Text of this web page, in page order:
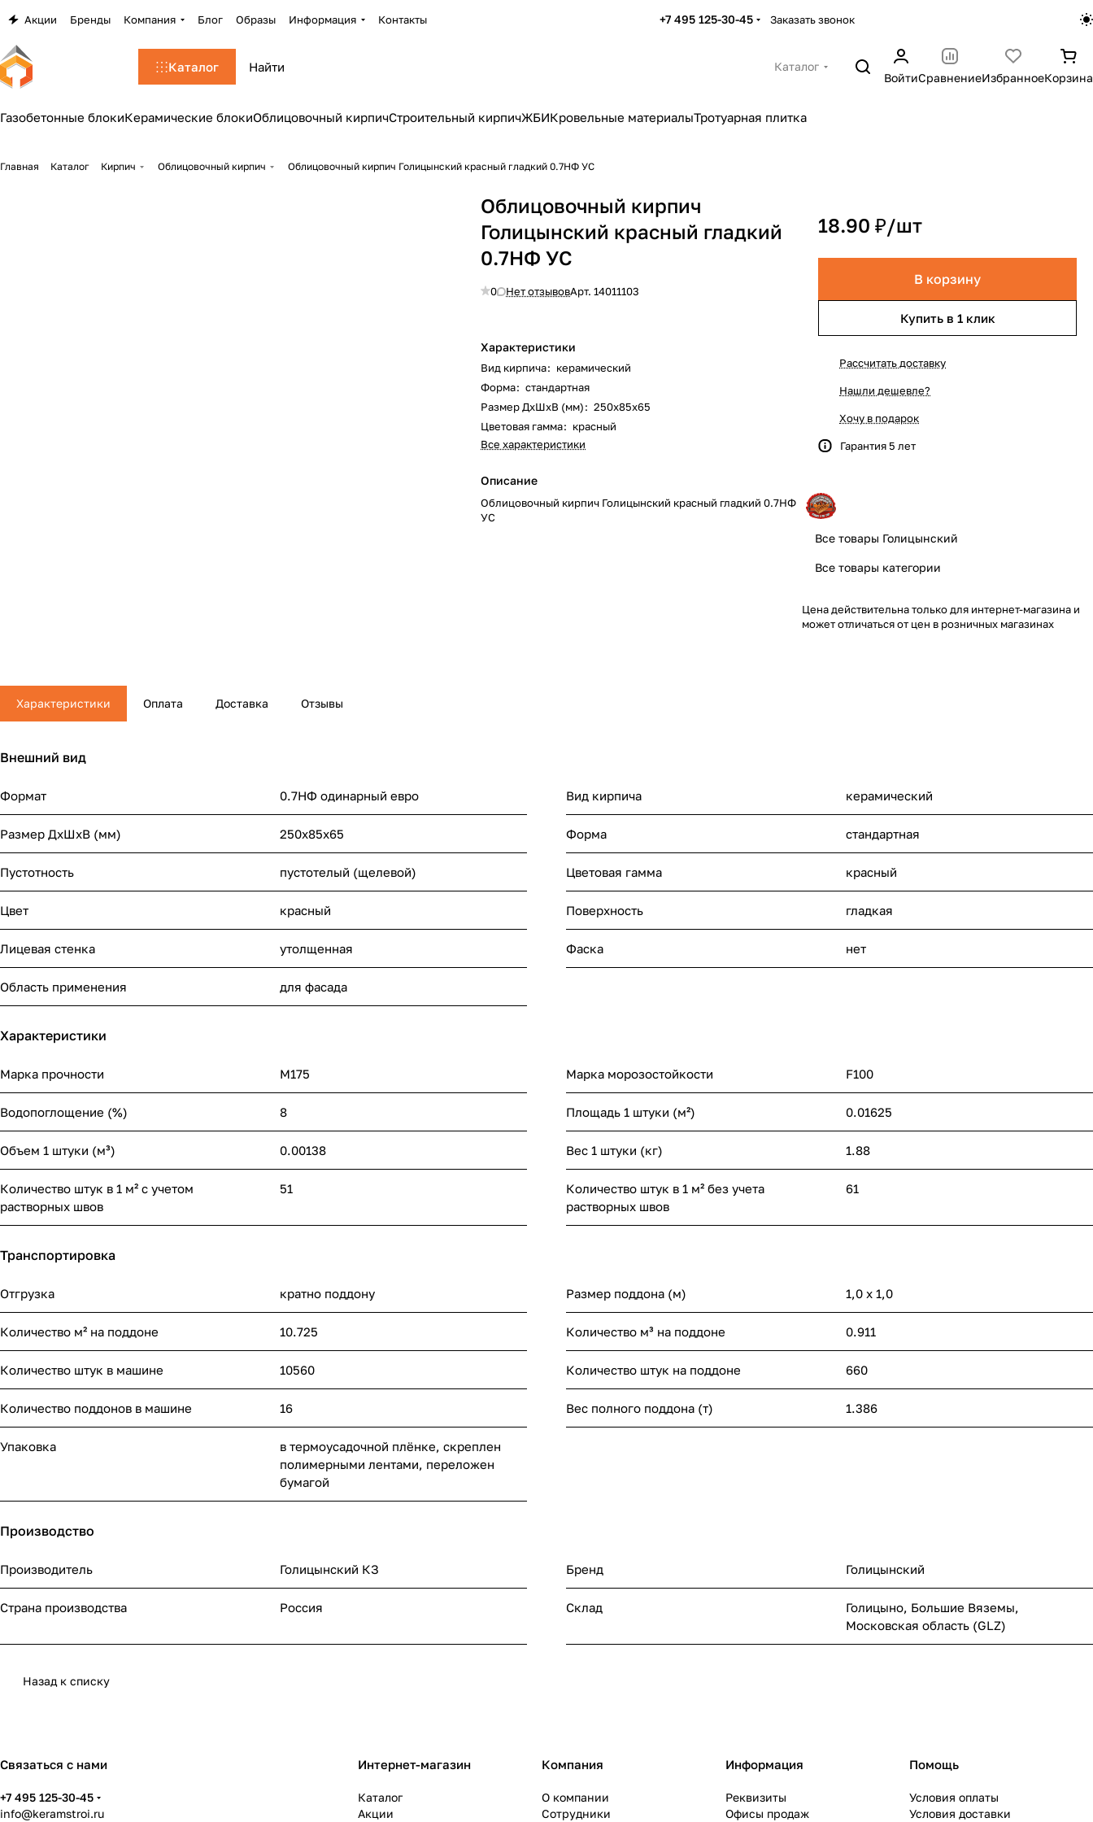
Акции Бренды Компания Блог Образы Информация Контакты +7 495 125-30-45 Заказать звонок
Каталог
Каталог
ВойтиСравнениеИзбранноеКорзина
Газобетонные блокиКерамические блокиОблицовочный кирпичСтроительный кирпичЖБИКровельные материалыТротуарная плитка
Главная Каталог Кирпич Облицовочный кирпич Облицовочный кирпич Голицынский красный гладкий 0.7НФ УС
Облицовочный кирпич
Голицынский красный гладкий
0.7НФ УС
0 Нет отзывовАрт.14011103
Характеристики
Вид кирпича: керамический
Форма: стандартная
Размер ДхШхВ (мм): 250х85х65
Цветовая гамма: красный
Все характеристики
Описание
Облицовочный кирпич Голицынский красный гладкий 0.7НФ
УС
18.90 ₽/шт
В корзину
Купить в 1 клик
Рассчитать доставку
Нашли дешевле?
Хочу в подарок
Гарантия 5 лет
Все товары Голицынский
Все товары категории
Цена действительна только для интернет-магазина и
может отличаться от цен в розничных магазинах
Характеристики Оплата Доставка Отзывы
Внешний вид
Формат 0.7НФ одинарный eвро Вид кирпича керамический
Размер ДхШхВ (мм) 250х85х65 Форма стандартная
Пустотность пустотелый (щелевой) Цветовая гамма красный
Цвет красный Поверхность гладкая
Лицевая стенка утолщенная Фаска нет
Область применения для фасада
Характеристики
Марка прочности М175 Марка морозостойкости F100
Водопоглощение (%) 8 Площадь 1 штуки (м²) 0.01625
Объем 1 штуки (м³) 0.00138 Вес 1 штуки (кг) 1.88
Количество штук в 1 м² с учетом
растворных швов
51
Количество штук в 1 м² без учета
растворных швов
61
Транспортировка
Отгрузка кратно поддону Размер поддона (м) 1,0 х 1,0
Количество м² на поддоне 10.725 Количество м³ на поддоне 0.911
Количество штук в машине 10560 Количество штук на поддоне 660
Количество поддонов в машине 16 Вес полного поддона (т) 1.386
Упаковка
в термоусадочной плёнке, скреплен
полимерными лентами, переложен
бумагой
Производство
Производитель Голицынский КЗ Бренд Голицынский
Страна производства Россия Склад
Голицыно, Большие Вяземы,
Московская область (GLZ)
Назад к списку
Связаться с нами
+7 495 125-30-45
info@keramstroi.ru
Интернет-магазин
Каталог
Акции
Компания
О компании
Сотрудники
Информация
Реквизиты
Офисы продаж
Помощь
Условия оплаты
Условия доставки